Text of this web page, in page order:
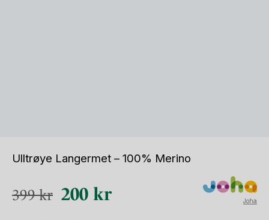
Ulltrøye Langermet – 100% Merino
399kr Opprinnelig
200krNåværende
Joha